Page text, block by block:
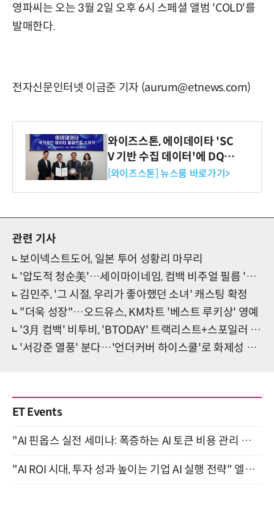
영파씨는 오는 3월 2일 오후 6시 스페셜 앨범 'COLD'를
발매한다.
전자신문인터넷 이금준 기자 (aurum@etnews.com)
와이즈스톤, 에이데이타 'SC
V 기반 수집 데이터'에 DQ인
증 최고 등급 수여
[와이즈스톤] 뉴스룸 바로가기>
관련 기사
보이넥스트도어, 일본 투어 성황리 마무리
'압도적 청순美'…세이마이네임, 컴백 비주얼 필름 '심쿵'
김민주, '그 시절, 우리가 좋아했던 소녀' 캐스팅 확정
"더욱 성장"…오드유스, KM차트 '베스트 루키상' 영예
'3月 컴백' 비투비, 'BTODAY' 트랙리스트+스포일러 공개
'서강준 열풍' 분다…'언더커버 하이스쿨'로 화제성 1위 등극
ET Events
"AI 핀옵스 실전 세미나: 폭증하는 AI 토큰 비용 관리 전략" 8월 21일 개최
"AI ROI 시대, 투자 성과 높이는 기업 AI 실행 전략" 엘타워 6층 (9월 18일)